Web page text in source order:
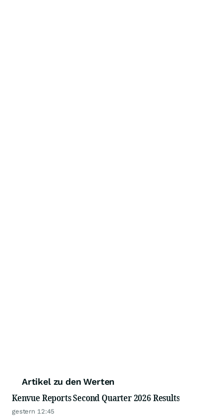
Artikel zu den Werten
Kenvue Reports Second Quarter 2026 Results
gestern 12:45